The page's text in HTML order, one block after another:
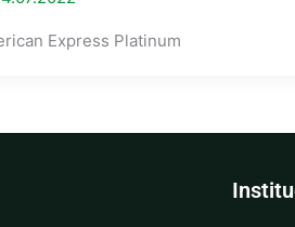
Express Platinum